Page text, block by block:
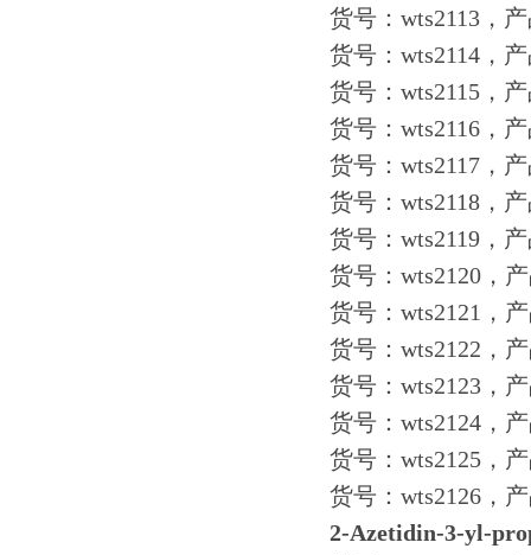
货号：wts2113，
货号：wts2114，
货号：wts2115，
货号：wts2116，
货号：wts2117，
货号：wts2118，
货号：wts2119，
货号：wts2120，
货号：wts2121，
货号：wts2122，
货号：wts2123，
货号：wts2124，
货号：wts2125，
货号：wts2126，
2-Azetidin-3-yl-